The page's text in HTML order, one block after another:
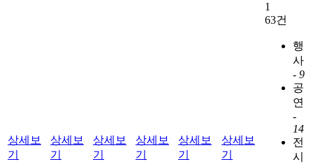
상세보
기
상세보
기
상세보
기
상세보
기
상세보
기
상세보
기
1
63건
행
사
- 9
공
연
-
14
전
시